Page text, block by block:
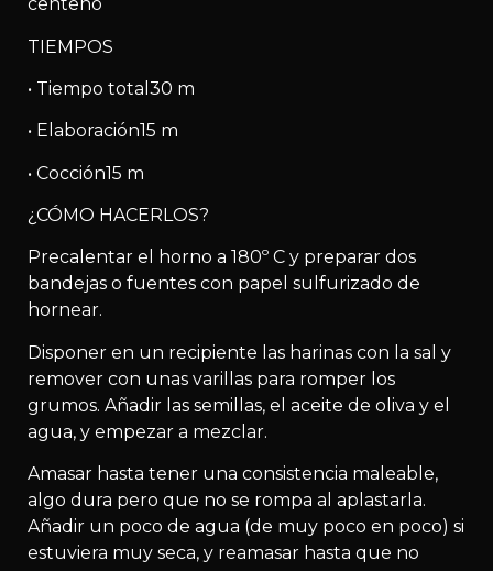
TIEMPOS
• Tiempo total30 m
• Elaboración15 m
• Cocción15 m
¿CÓMO HACERLOS?
Precalentar el horno a 180º C y preparar dos
bandejas o fuentes con papel sulfurizado de
hornear.
Disponer en un recipiente las harinas con la sal y
remover con unas varillas para romper los
grumos. Añadir las semillas, el aceite de oliva y el
agua, y empezar a mezclar.
Amasar hasta tener una consistencia maleable,
algo dura pero que no se rompa al aplastarla.
Añadir un poco de agua (de muy poco en poco) si
estuviera muy seca, y reamasar hasta que no